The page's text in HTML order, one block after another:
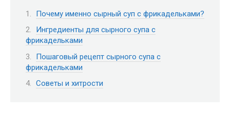
Почему именно сырный суп с фрикадельками?
Ингредиенты для сырного супа с
фрикадельками
Пошаговый рецепт сырного супа с
фрикадельками
Советы и хитрости